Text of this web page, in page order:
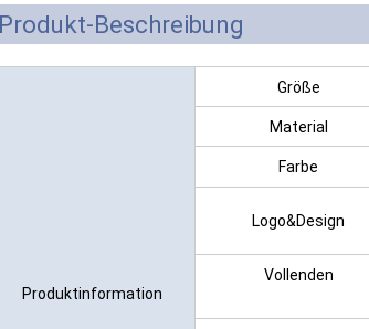
Beschreibung
Produktinformation
Größe
Material
Farbe
Logo&Design
Vollenden